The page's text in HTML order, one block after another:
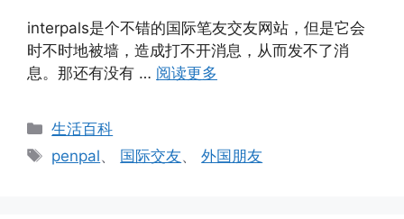
interpals是个不错的国际笔友交友网站，但是它会
时不时地被墙，造成打不开消息，从而发不了消
息。那还有没有 … 阅读更多
分
生活百科
标
penpal、 国际交友、外国朋友